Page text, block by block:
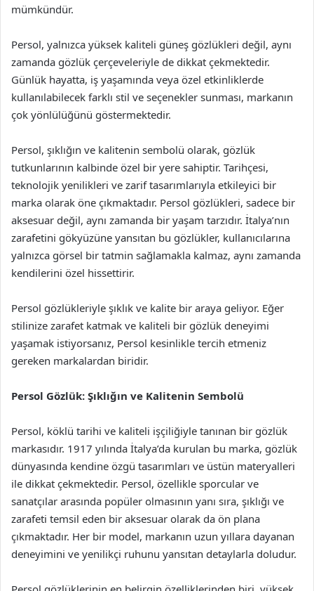
mümkündür.
Persol, yalnızca yüksek kaliteli güneş gözlükleri değil, aynı
zamanda gözlük çerçeveleriyle de dikkat çekmektedir.
Günlük hayatta, iş yaşamında veya özel etkinliklerde
kullanılabilecek farklı stil ve seçenekler sunması, markanın
çok yönlülüğünü göstermektedir.
Persol, şıklığın ve kalitenin sembolü olarak, gözlük
tutkunlarının kalbinde özel bir yere sahiptir. Tarihçesi,
teknolojik yenilikleri ve zarif tasarımlarıyla etkileyici bir
marka olarak öne çıkmaktadır. Persol gözlükleri, sadece bir
aksesuar değil, aynı zamanda bir yaşam tarzıdır. İtalya’nın
zarafetini gökyüzüne yansıtan bu gözlükler, kullanıcılarına
yalnızca görsel bir tatmin sağlamakla kalmaz, aynı zamanda
kendilerini özel hissettirir.
Persol gözlükleriyle şıklık ve kalite bir araya geliyor. Eğer
stilinize zarafet katmak ve kaliteli bir gözlük deneyimi
yaşamak istiyorsanız, Persol kesinlikle tercih etmeniz
gereken markalardan biridir.
Persol Gözlük: Şıklığın ve Kalitenin Sembolü
Persol, köklü tarihi ve kaliteli işçiliğiyle tanınan bir gözlük
markasıdır. 1917 yılında İtalya’da kurulan bu marka, gözlük
dünyasında kendine özgü tasarımları ve üstün materyalleri
ile dikkat çekmektedir. Persol, özellikle sporcular ve
sanatçılar arasında popüler olmasının yanı sıra, şıklığı ve
zarafeti temsil eden bir aksesuar olarak da ön plana
çıkmaktadır. Her bir model, markanın uzun yıllara dayanan
deneyimini ve yenilikçi ruhunu yansıtan detaylarla doludur.